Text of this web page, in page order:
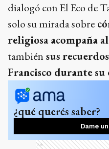
dialogó con El Eco de
solo su mirada sobre
religiosa acompaña
también sus
Francisco durante su
¿qué querés saber?
Dame
Ads